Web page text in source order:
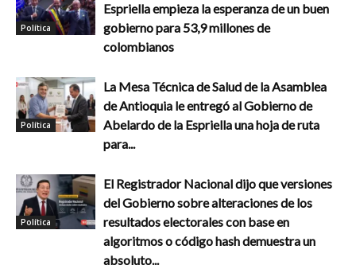
Política
Espriella empieza la esperanza de un buen
gobierno para 53,9 millones de
colombianos
Política
La Mesa Técnica de Salud de la Asamblea
de Antioquia le entregó al Gobierno de
Abelardo de la Espriella una hoja de ruta
para...
Política
El Registrador Nacional dijo que versiones
del Gobierno sobre alteraciones de los
resultados electorales con base en
algoritmos o código hash demuestra un
absoluto...